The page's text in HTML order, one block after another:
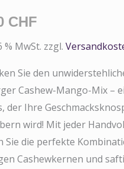
CHF
% MwSt. zzgl.
Sie den
Cashew-Mango-Mix –
der Ihre
wird! Mit jeder
Sie die perfekte
Cashewkernen und